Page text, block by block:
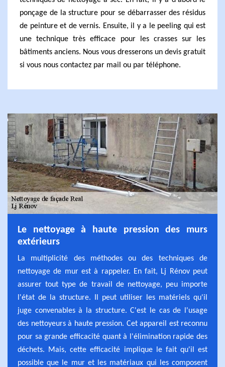
ponçage de la structure pour se débarrasser des résidus
de peinture et de vernis. Ensuite, il y a le peeling qui est
une technique très efficace pour les crasses sur les
bâtiments anciens. Nous vous dresserons un devis gratuit
si vous nous contactez par mail ou par téléphone.
Le nettoyage à haute pression des murs
extérieurs
La multiplicité des méthodes ou des techniques de
nettoyage de mur est à rappeler. En fait, Lj Rénov peut
assurer tout type de travail de nettoyage, peu importe
l'état de la structure. Il peut utiliser les matériels qu'il
juge convenables à la structure. C'est le cas de l'usage
des nettoyeurs à haute pression. Cet appareil est reconnu
pour sa grande efficacité quant à l'élimination rapide des
déchets. Mais, cette efficacité implique le fait qu'il est
possible que le mur et les matériaux qui les composent